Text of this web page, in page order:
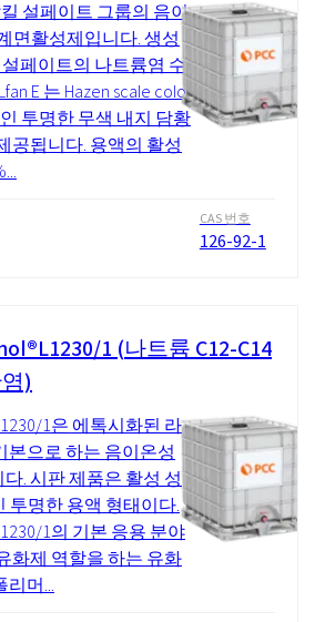
킬 설페이트 그룹의 음이
면활성제입니다. 생성
페이트의 나트륨염 수
E 는 Hazen scale color
투명한 무색 내지 담황
공됩니다. 용액의 활성
CAS 번호
126-92-1
1 (나트륨 C12-C14
)
1은 에톡시화된 라
본으로 하는 음이온성
. 시판 제품은 활성 성
투명한 용액 형태이다.
1의 기본 응용 분야
화제 역할을 하는 유화
리머...